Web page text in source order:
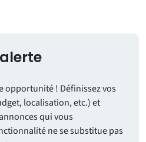
opportunité ! Définissez vos
localisation, etc.) et
qui vous
ne se substitue pas